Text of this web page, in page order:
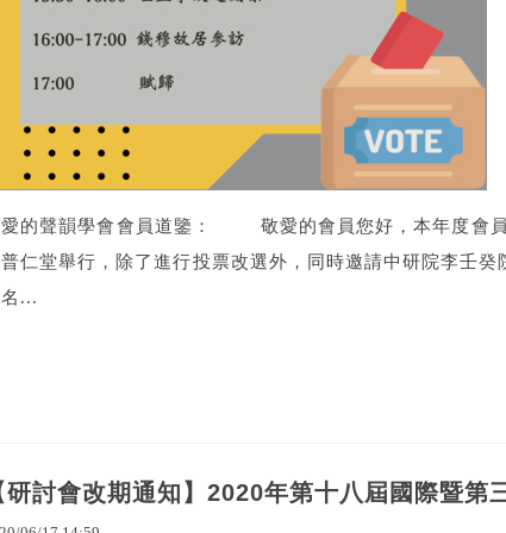
的聲韻學會會員道鑒： 敬愛的會員您好，本年度會員
仁堂舉行，除了進行投票改選外，同時邀請中研院李壬癸
...
研討會改期通知】2020年第十八屆國際暨第